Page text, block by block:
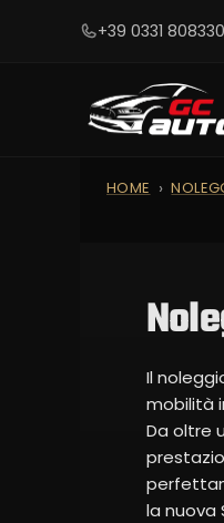
+39 0331 808330
HOME
Il
mobilità
Da oltre
la nuova